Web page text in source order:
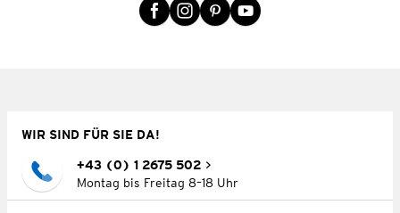
WIR SIND FÜR SIE DA!
+43 (0) 1 2675 502
Montag bis Freitag 8–18 Uhr